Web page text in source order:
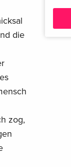
die
zog,